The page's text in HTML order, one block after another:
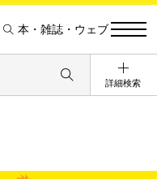
本・雑誌・ウェブ
詳細検索